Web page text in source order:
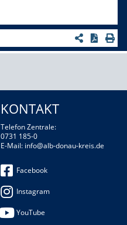
KONTAKT
Telefon Zentrale:
0731 185-0
E-Mail: info@alb-donau-kreis.de
Facebook
Instagram
YouTube